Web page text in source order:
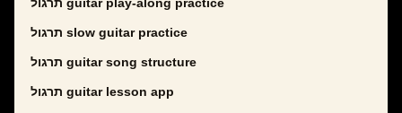
תרגול guitar play-along practice
תרגול slow guitar practice
תרגול guitar song structure
תרגול guitar lesson app